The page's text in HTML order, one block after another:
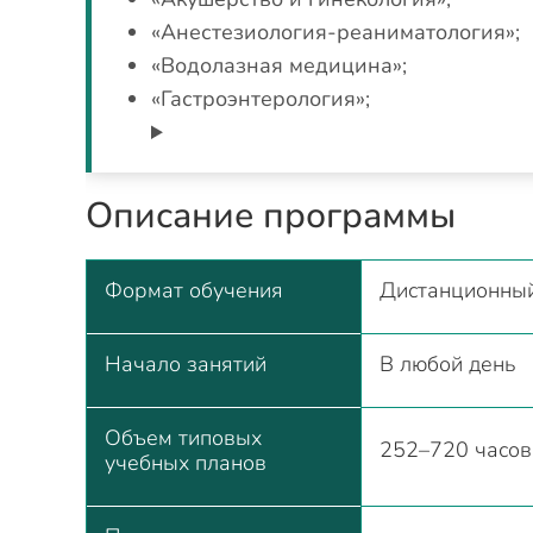
«Анестезиология-реаниматология»;
«Водолазная медицина»;
«Гастроэнтерология»;
Описание программы
Формат обучения
Начало занятий В любой день
Объем типовых
учебных планов
252–720 часов